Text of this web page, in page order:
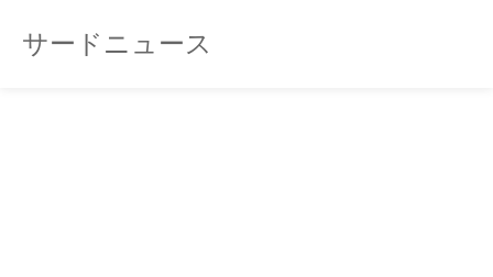
サードニュース